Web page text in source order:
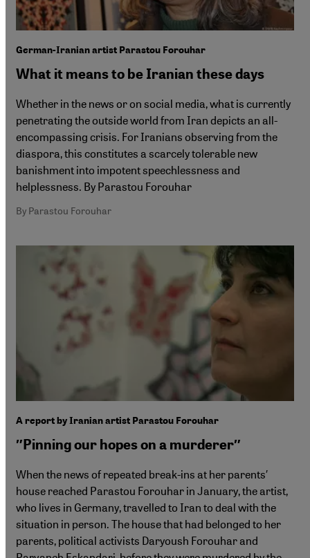
German-Iranian artist Parastou Forouhar
What it means to be Iranian these days
Whether in the news or on social media, what is currently
penetrating the outside world from Iran depicts an all-
encompassing crisis. For Iranians observing from the
diaspora, this constitutes a scarcely tolerable new
banishment into impotent speechlessness and
helplessness. By Parastou Forouhar
By Parastou Forouhar
A report by Iranian artist Parastou Forouhar
″Pinning our hopes on a murderer″
When the news of repeated break-ins at her parents′
house reached Parastou Forouhar in January, the artist,
who lives in Germany, travelled to Iran to deal with the
situation in person. The house that had belonged to her
parents, political activists Daryoush Forouhar and